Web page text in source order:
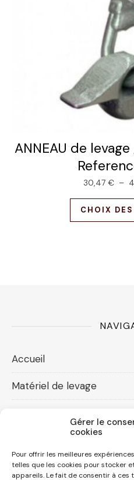
Gérer le
cookies
Pour offrir les meilleures
telles que les cookies pour stocker
appareils. Le fait de consentir à
ANNEAU de
30,47 € –
CHOIX
Accueil
Matériel de levage
Compresseurs d’air
Contact